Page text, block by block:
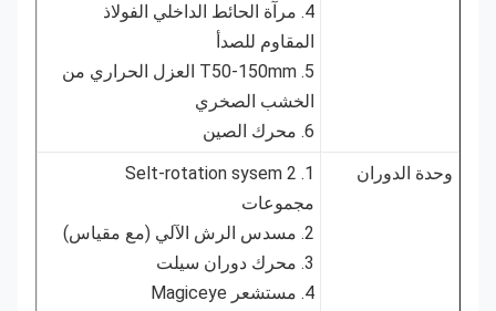
4. مرآة الحائط الداخلي الفولاذ
المقاوم للصدأ
5. T50-150mm العزل الحراري من
الخشب الصخري
وحدة الدوران
1. Selt-rotation sysem 2
مجموعات